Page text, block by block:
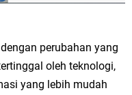
perubahan yang
oleh teknologi,
yang lebih mudah